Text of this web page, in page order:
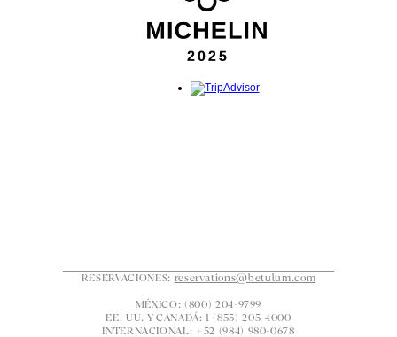
RESERVACIONES: reservations@betulum.com
MÉXICO: (800) 204-9799
EE. UU. Y CANADÁ: 1 (855) 205-4000
INTERNACIONAL: +52 (984) 980-0678